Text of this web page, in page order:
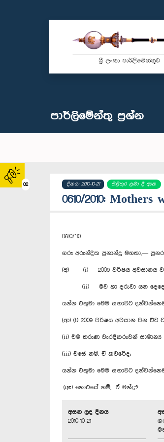
02
පාර්ලි‌මේන්තු‌ ප්‍රශ්න
දිනය: 2010-10-21 පිළිතුර ලබා දී ඇත
0610/2010:
0610/’10
ගරු අරුන්දික ප්‍රනාන්දු මහතා,—
(අ) (i) 2009 වර්ෂය අවසානය
(ii) මව හා දරුවා යන
යන්න එතුමා මෙම සභාවට
(ආ) (i) 2009 වර්ෂය අවසාන වන
(ii) එම තරුණ වැරදිකරුවන්
(iii) එසේ නම්, ඒ කවරේද;
යන්න එතුමා මෙම සභාවට
(ඇ) නොඑසේ නම්, ඒ මන්ද?
අසන ලද දිනය
2010-10-21